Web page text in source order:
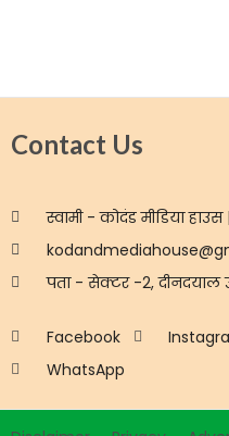
Contact Us
स्वामी - कोदंड मीडिया
पता - सेक्टर -2, दीनदयाल
Facebook
WhatsApp